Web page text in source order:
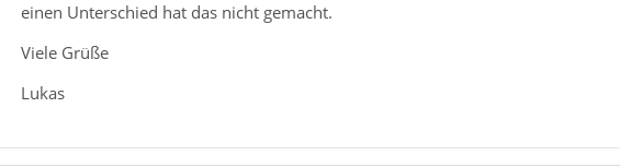
einen Unterschied hat das nicht gemacht.
Viele Grüße
Lukas